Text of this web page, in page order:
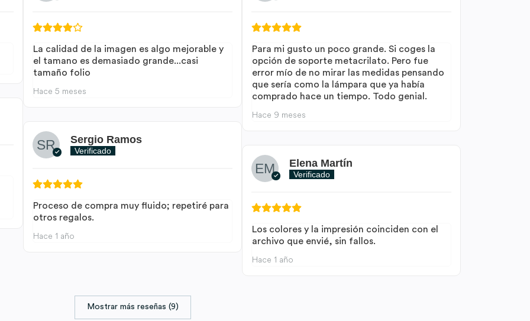
La calidad de la imagen es algo mejorable y
el tamano es demasiado grande...casi
tamaño folio
Hace 5 meses
Sergio Ramos
Verificado
Proceso de compra muy fluido; repetiré para
otros regalos.
Hace 1 año
Para mi gusto un poco grande. Si coges la
opción de soporte metacrilato. Pero fue
error mío de no mirar las medidas pensando
que sería como la lámpara que ya había
comprado hace un tiempo. Todo genial.
Hace 9 meses
Elena Martín
Verificado
Los colores y la impresión coinciden con el
archivo que envié, sin fallos.
Hace 1 año
Mostrar más reseñas (9)